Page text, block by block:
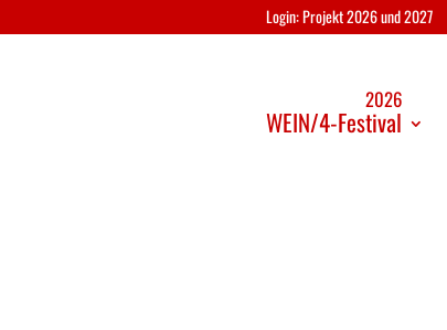
Login: Projekt 2026 und 2027
2026
WEIN/4-Festival